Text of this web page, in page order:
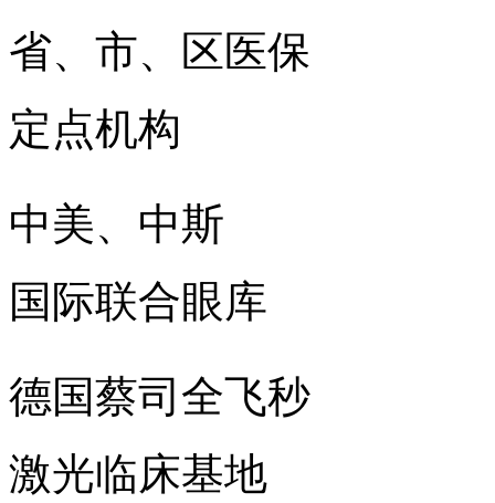
省、市、区医保
定点机构
中美、中斯
国际联合眼库
德国蔡司全飞秒
激光临床基地